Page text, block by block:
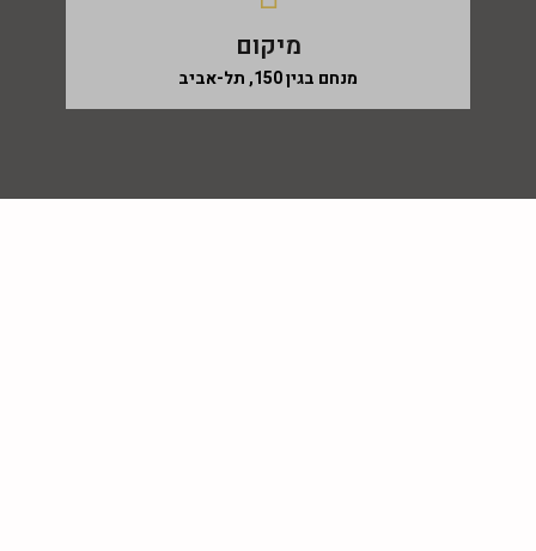
מיקום
מנחם בגין 150, תל-אביב